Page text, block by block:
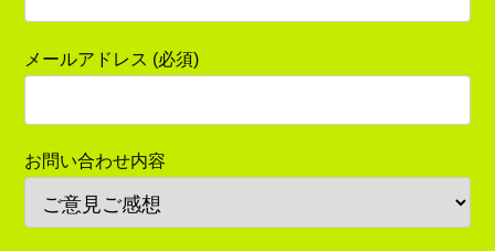
メールアドレス (必須)
お問い合わせ内容